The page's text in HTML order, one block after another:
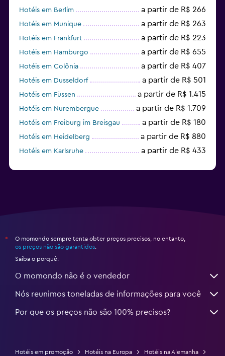
Hotéis em Berlim a partir de R$ 266
Hotéis em Munique a partir de R$ 263
Hotéis em Frankfurt a partir de R$ 223
Hotéis em Hamburgo a partir de R$ 655
Hotéis em Colônia a partir de R$ 407
Hotéis em Dusseldorf a partir de R$ 501
Hotéis em Füssen a partir de R$ 1.415
Hotéis em Nurembergue a partir de R$ 1.709
Hotéis em Freiburg im Breisgau a partir de R$ 180
Hotéis em Heidelberg a partir de R$ 880
Hotéis em Karlsruhe a partir de R$ 433
*
O momondo sempre tenta obter preços precisos, no entanto,
os preços não são garantidos
Saiba o porquê:
O momondo não é o vendedor
Nós reunimos toneladas de informações para você
Por que os preços não são 100% precisos?
Hotéis em promoção Hotéis na Europa
Hotéis na Alemanha